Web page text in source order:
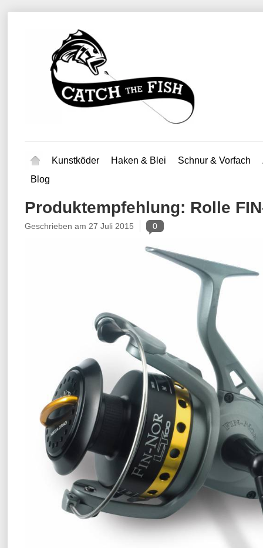
Kunstköder Haken & Blei Schnur & Vorfach
Blog
Produktempfehlung: Rolle
Geschrieben am 27 Juli 2015 0